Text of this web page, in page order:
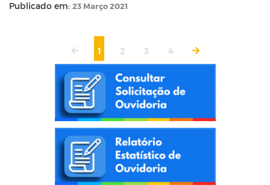
Publicado em: 23 Março 2021
1 2 3 4